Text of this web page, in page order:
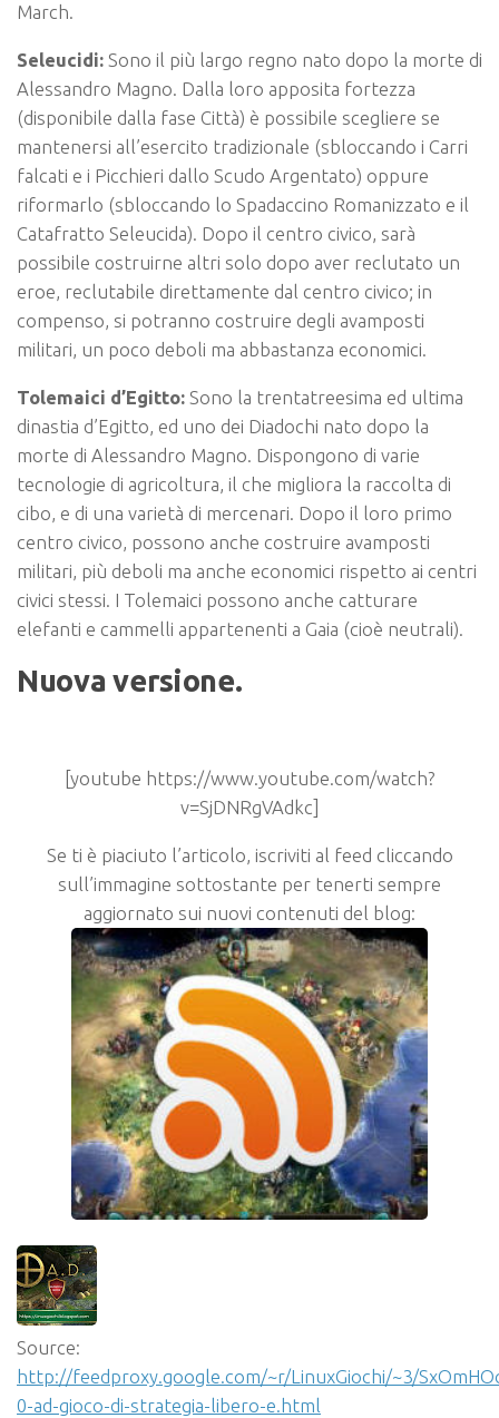
March.
Seleucidi: Sono il più largo regno nato dopo la morte di
Alessandro Magno. Dalla loro apposita fortezza
(disponibile dalla fase Città) è possibile scegliere se
mantenersi all’esercito tradizionale (sbloccando i Carri
falcati e i Picchieri dallo Scudo Argentato) oppure
riformarlo (sbloccando lo Spadaccino Romanizzato e il
Catafratto Seleucida). Dopo il centro civico, sarà
possibile costruirne altri solo dopo aver reclutato un
eroe, reclutabile direttamente dal centro civico; in
compenso, si potranno costruire degli avamposti
militari, un poco deboli ma abbastanza economici.
Tolemaici d’Egitto: Sono la trentatreesima ed ultima
dinastia d’Egitto, ed uno dei Diadochi nato dopo la
morte di Alessandro Magno. Dispongono di varie
tecnologie di agricoltura, il che migliora la raccolta di
cibo, e di una varietà di mercenari. Dopo il loro primo
centro civico, possono anche costruire avamposti
militari, più deboli ma anche economici rispetto ai centri
civici stessi. I Tolemaici possono anche catturare
elefanti e cammelli appartenenti a Gaia (cioè neutrali).
Nuova versione.
[youtube https://www.youtube.com/watch?
v=SjDNRgVAdkc]
Se ti è piaciuto l’articolo, iscriviti al feed cliccando
sull’immagine sottostante per tenerti sempre
aggiornato sui nuovi contenuti del blog:
Source:
http://feedproxy.google.com/~r/LinuxGiochi/~3/
0-ad-gioco-di-strategia-libero-e.html